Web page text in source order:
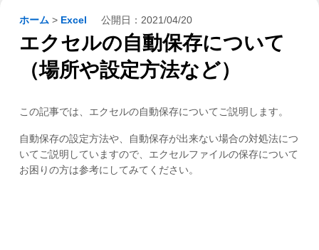
ホーム > Excel 公開日： 2021/04/20
エクセルの自動保存について
（場所や設定方法など）
この記事では、エクセルの自動保存についてご説明します。
自動保存の設定方法や、自動保存が出来ない場合の対処法につ
いてご説明していますので、エクセルファイルの保存について
お困りの方は参考にしてみてください。